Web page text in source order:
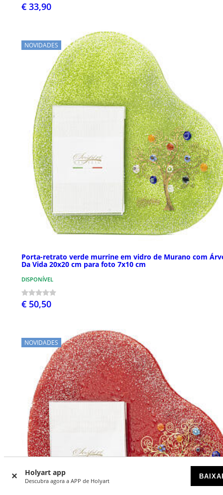
Holyart app
Descubra agora a APP de Holyart
€ 33,90
NOVIDADES
Porta-retrato verde murrine em vidro de Murano com
Da Vida 20x20 cm para foto 7x10 cm
DISPONÍVEL
€ 50,50
NOVIDADES